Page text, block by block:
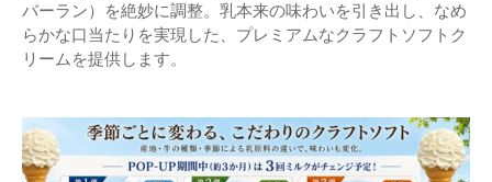
バーラン）を絶妙に調整。乳本来の味わいを引き出し、なめ
らかな口当たりを実現した、プレミアムなクラフトソフトク
リームを提供します。